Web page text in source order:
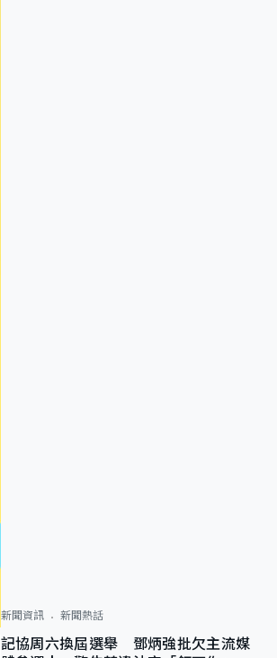
新聞資訊 新聞熱話
記協周六換屆選舉 鄧炳強批欠主流媒